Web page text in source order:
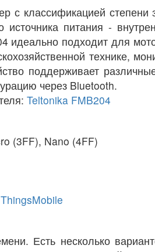
классификацией степени
питания -
идеально подходит для
технике,
поддерживает
через Bluetooth.
Teltonika FMB204
(3FF), Nano (4FF)
ThingsMobile
Есть несколько